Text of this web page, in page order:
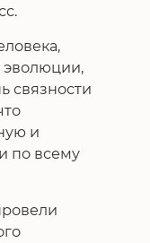
эволюции,
связности
и
по всему